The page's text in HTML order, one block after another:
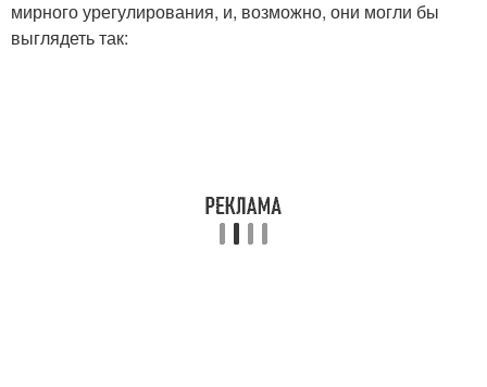
мирного урегулирования, и, возможно, они могли бы
выглядеть так: